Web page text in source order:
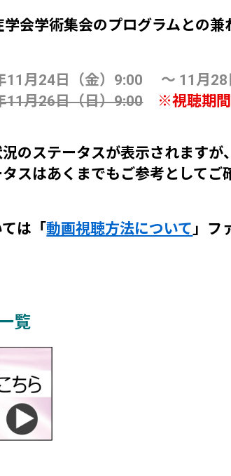
会学術集会のプログラムとの
11月24日（金）9:00 ～ 11月
11月26日（日）9:00
※視聴期
のステータスが表示されますが
スはあくまでもご参考としてご
ては「動画視聴方法について」フ
覧